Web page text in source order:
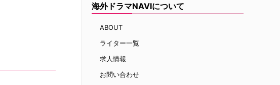
海外ドラマNAVIについて
ABOUT
ライター一覧
求人情報
お問い合わせ